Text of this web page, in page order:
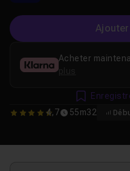
4.7368421052632
4,7 55m32
Acheter
plus